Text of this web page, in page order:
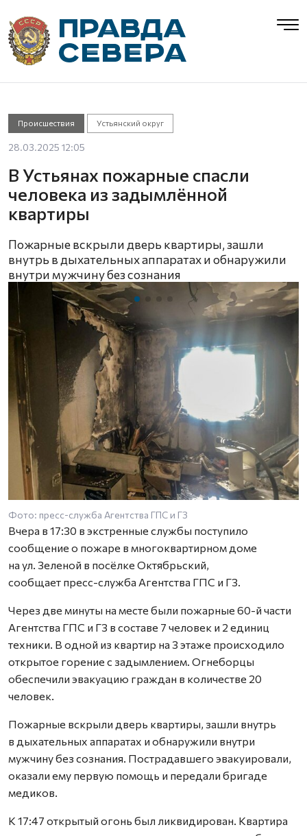
Происшествия Устьянский округ
28.03.2025 12:05
В Устьянах пожарные спасли
человека из задымлённой
квартиры
Пожарные вскрыли дверь квартиры, зашли
внутрь в дыхательных аппаратах и обнаружили
внутри мужчину без сознания
Фото: пресс-служба Агентства ГПС и ГЗ
Вчера в 17:30 в экстренные службы поступило
сообщение о пожаре в многоквартирном доме
на ул. Зеленой в посёлке Октябрьский,
сообщает пресс-служба Агентства ГПС и ГЗ.
Через две минуты на месте были пожарные 60-й части
Агентства ГПС и ГЗ в составе 7 человек и 2 единиц
техники. В одной из квартир на 3 этаже происходило
открытое горение с задымлением. Огнеборцы
обеспечили эвакуацию граждан в количестве 20
человек.
Пожарные вскрыли дверь квартиры, зашли внутрь
в дыхательных аппаратах и обнаружили внутри
мужчину без сознания. Пострадавшего эвакуировали,
оказали ему первую помощь и передали бригаде
медиков.
К 17:47 открытый огонь был ликвидирован. Квартира